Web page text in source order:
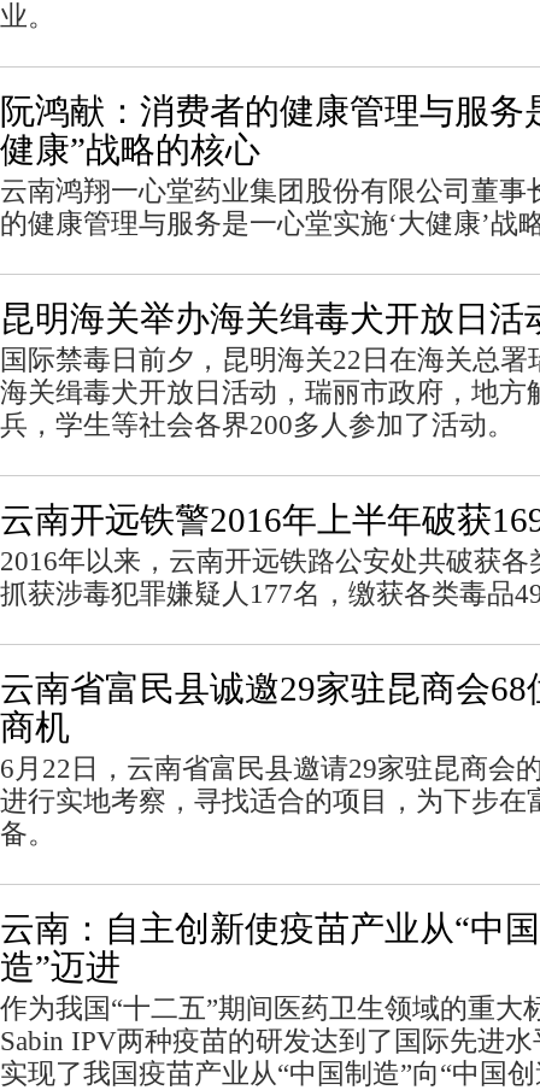
业。
阮鸿献：消费者的健康管理与服务
健康”战略的核心
云南鸿翔一心堂药业集团股份有限公司董事
的健康管理与服务是一心堂实施‘大健康’战
昆明海关举办海关缉毒犬开放日活
国际禁毒日前夕，昆明海关22日在海关总
海关缉毒犬开放日活动，瑞丽市政府，地方
兵，学生等社会各界200多人参加了活动。
云南开远铁警2016年上半年破获
2016年以来，云南开远铁路公安处共破获各
抓获涉毒犯罪嫌疑人177名，缴获各类毒品
云南省富民县诚邀29家驻昆商会
商机
6月22日，云南省富民县邀请29家驻昆商会
进行实地考察，寻找适合的项目，为下步在
备。
云南：自主创新使疫苗产业从“中
造”迈进
作为我国“十二五”期间医药卫生领域的重大
Sabin IPV两种疫苗的研发达到了国际先进
实现了我国疫苗产业从“中国制造”向“中国